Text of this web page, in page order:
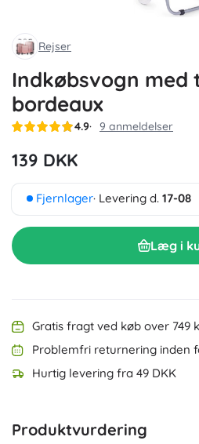
Rejser
Indkøbsvogn med
bordeaux
4.9 9 anmeldelser
139 DKK
Fjernlager· Levering d. 17-08
Læg i
Gratis fragt ved køb over 749
Problemfri returnering inden
Hurtig levering fra 49 DKK
Produktvurdering